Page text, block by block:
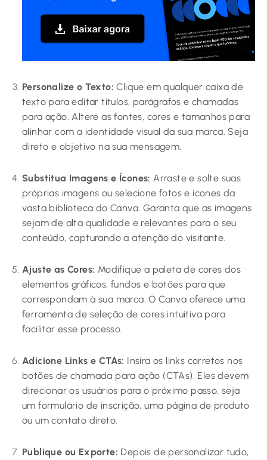
Personalize o Texto: Clique em qualquer caixa de
texto para editar títulos, parágrafos e chamadas
para ação. Altere as fontes, cores e tamanhos para
alinhar com a identidade visual da sua marca. Seja
direto e objetivo na sua mensagem.
Substitua Imagens e Ícones: Arraste e solte suas
próprias imagens ou selecione fotos e ícones da
vasta biblioteca do Canva. Garanta que as imagens
sejam de alta qualidade e relevantes para o seu
conteúdo, capturando a atenção do visitante.
Ajuste as Cores: Modifique a paleta de cores dos
elementos gráficos, fundos e botões para que
correspondam à sua marca. O Canva oferece uma
ferramenta de seleção de cores intuitiva para
facilitar esse processo.
Adicione Links e CTAs: Insira os links corretos nos
botões de chamada para ação (CTAs). Eles devem
direcionar os usuários para o próximo passo, seja
um formulário de inscrição, uma página de produto
ou um contato direto.
Publique ou Exporte: Depois de personalizar tudo,